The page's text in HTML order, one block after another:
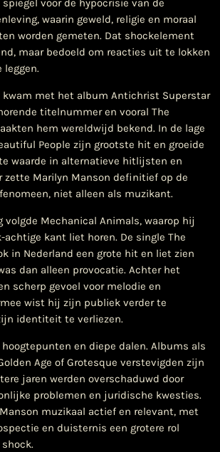
voor de hypocrisie van de
waarin geweld, religie en moraal
worden gemeten. Dat shockelement
maar bedoeld om reacties uit te lokken
leggen.
kwam met het album Antichrist Superstar
titelnummer en vooral The
hem wereldwijd bekend. In de lage
People zijn grootste hit en groeide
waarde in alternatieve hitlijsten en
zette Marilyn Manson definitief op de
niet alleen als muzikant.
volgde Mechanical Animals, waarop hij
achtige kant liet horen. De single The
in Nederland een grote hit en liet zien
dan alleen provocatie. Achter het
scherp gevoel voor melodie en
wist hij zijn publiek verder te
identiteit te verliezen.
en diepe dalen. Albums als
Age of Grotesque verstevigden zijn
jaren werden overschaduwd door
problemen en juridische kwesties.
muzikaal actief en relevant, met
en duisternis een grotere rol